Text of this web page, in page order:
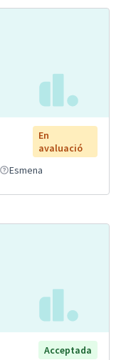
En
avaluació
Esmena
Acceptada